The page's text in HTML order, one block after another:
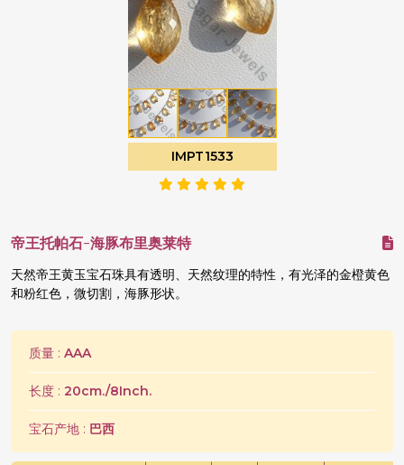
IMPT1533
帝王托帕石-海豚布里奥莱特
天然帝王黄玉宝石珠具有透明、天然纹理的特性，有光泽的金橙黄色
和粉红色，微切割，海豚形状。
质量 : AAA
长度 : 20cm./8Inch.
宝石产地 : 巴西